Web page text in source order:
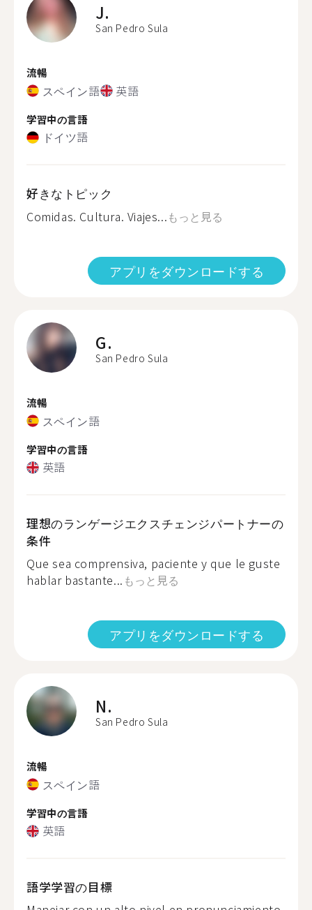
J.
San Pedro Sula
流暢
スペイン語 英語
学習中の言語
ドイツ語
好きなトピック
Comidas. Cultura. Viajes...もっと見る
アプリをダウンロードする
G.
San Pedro Sula
流暢
スペイン語
学習中の言語
英語
理想のランゲージエクスチェンジパートナーの
条件
Que sea comprensiva, paciente y que le guste
hablar bastante... もっと見る
アプリをダウンロードする
N.
San Pedro Sula
流暢
スペイン語
学習中の言語
英語
語学学習の目標